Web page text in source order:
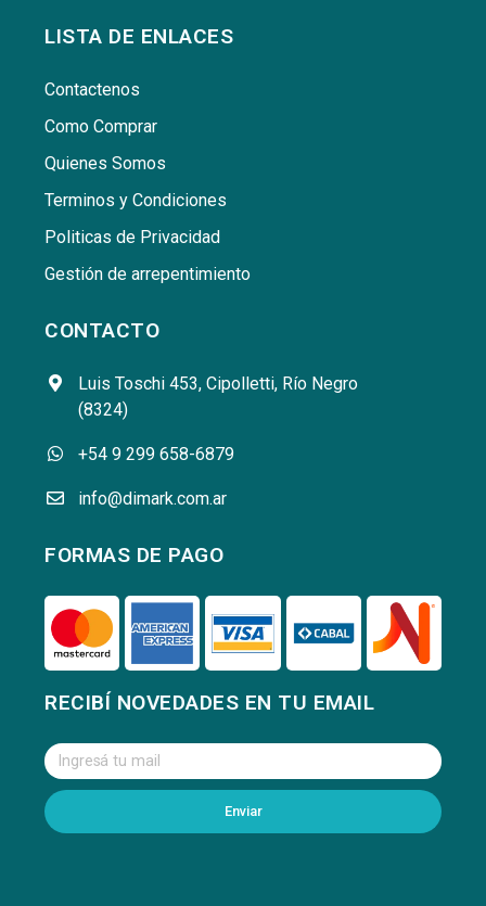
LISTA DE ENLACES
Contactenos
Como Comprar
Quienes Somos
Terminos y Condiciones
Politicas de Privacidad
Gestión de arrepentimiento
CONTACTO
Luis Toschi 453, Cipolletti, Río Negro
(8324)
+54 9 299 658-6879
info@dimark.com.ar
FORMAS DE PAGO
RECIBÍ NOVEDADES EN TU EMAIL
Enviar